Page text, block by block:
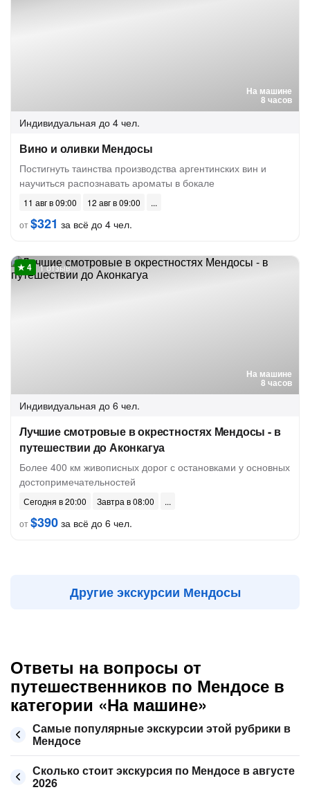
На машине
8 часов
Индивидуальная до 4 чел.
Вино и оливки Мендосы
Постигнуть таинства производства аргентинских вин и
научиться распознавать ароматы в бокале
11 авг в 09:00
12 авг в 09:00
от$321 за всё до 4 чел.
На машине
8 часов
1 отзыв
Индивидуальная до 6 чел.
Лучшие смотровые в окрестностях Мендосы - в
путешествии до Аконкагуа
Более 400 км живописных дорог с остановками у основных
достопримечательностей
Сегодня в 20:00
Завтра в 08:00
от$390 за всё до 6 чел.
Другие экскурсии Мендосы
Ответы на вопросы от
путешественников по Мендосе в
категории «На машине»
Самые популярные экскурсии этой рубрики в
Мендосе
Сколько стоит экскурсия по Мендосе в августе
2026